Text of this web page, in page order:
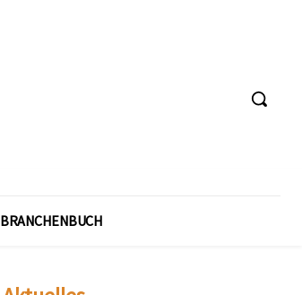
BRANCHENBUCH